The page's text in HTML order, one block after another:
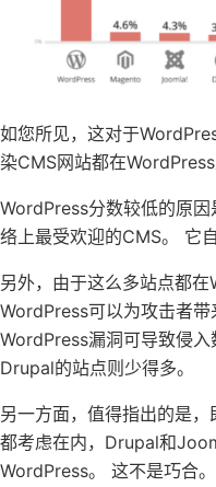
如您所见，这对于
染CMS网站都在WordPress
WordPress分数较低的原
络上最受欢迎的CMS。 它
另外，由于这么多站点都
WordPress可以为攻击者
WordPress漏洞可导致侵
Drupal的站点则少得多。
另一方面，值得指出的是
都考虑在内，Drupal和
WordPress。 这不是巧合